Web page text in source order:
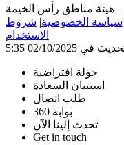
لعام 2026 من راكز – هيئة مناطق رأس الخيمة
سياسة الخصوصية| شروط
الاستخدام
في 02/10/2025 5:35
جولة افتراضية
استبيان السعادة
طلب اتصال
بوابة 360
تحدث إلينا الآن
Get in touch